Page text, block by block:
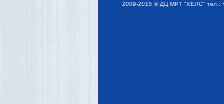
2009-2015 © ДЦ МРТ "ХЕЛС" тел.: